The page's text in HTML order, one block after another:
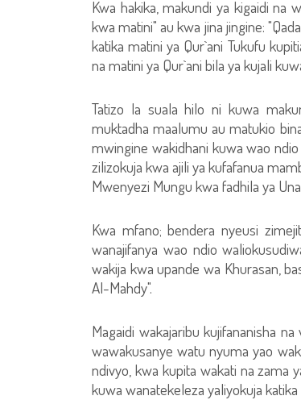
Kwa hakika, makundi ya kigaidi na
kwa matini" au kwa jina jingine:
katika matini ya Qur`ani Tukufu
na matini ya Qur`ani bila ya kujali
Tatizo la suala hilo ni kuwa
muktadha maalumu au matukio
mwingine wakidhani kuwa wao
zilizokuja kwa ajili ya kufafanua
Mwenyezi Mungu kwa fadhila ya
Kwa mfano; bendera nyeusi
wanajifanya wao ndio
wakija kwa upande wa Khurasan,
Al-Mahdy".
Magaidi wakajaribu kujifananisha
wawakusanye watu nyuma yao
ndivyo, kwa kupita wakati na zama
kuwa wanatekeleza yaliyokuja